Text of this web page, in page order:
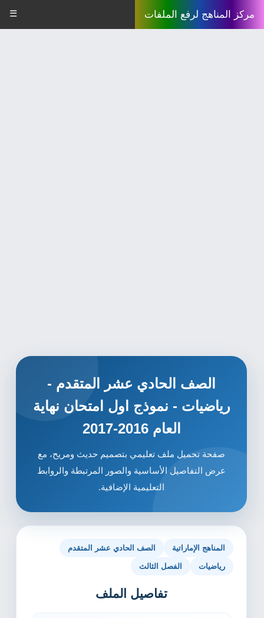
مركز المناهج لرفع الملفات ☰
الصف الحادي عشر المتقدم -
رياضيات - نموذج اول امتحان نهاية
العام 2016-2017
صفحة تحميل ملف تعليمي بتصميم حديث ومريح، مع
عرض التفاصيل الأساسية والصور المرتبطة والروابط
التعليمية الإضافية.
المناهج الإماراتية الصف الحادي عشر المتقدم
رياضيات الفصل الثالث
تفاصيل الملف